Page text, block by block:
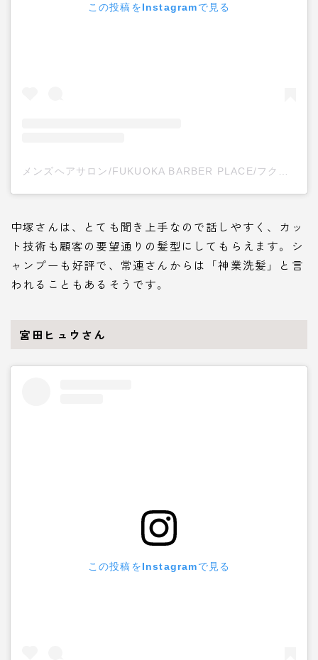
この投稿をInstagramで見る
メンズヘアサロン/FUKUOKA BARBER PLACE/フクオカ(@ku_ni.15)がシェアした投稿
中塚さんは、とても聞き上手なので話しやすく、カッ
ト技術も顧客の要望通りの髪型にしてもらえます。シ
ャンプーも好評で、常連さんからは「神業洗髪」と言
われることもあるそうです。
宮田ヒュウさん
この投稿をInstagramで見る